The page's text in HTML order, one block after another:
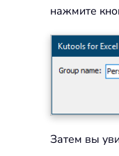
нажмите
Затем вы